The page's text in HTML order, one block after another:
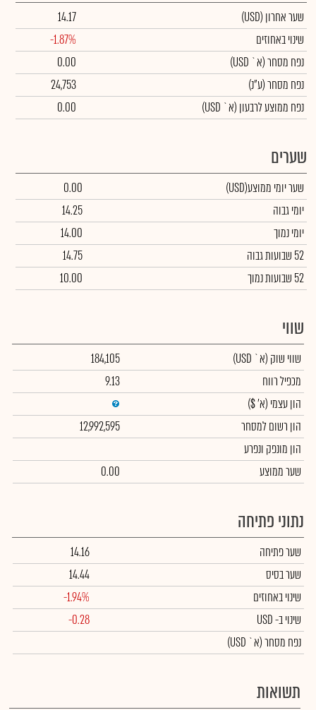
שער אחרון (USD)
14.17
שינוי באחוזים
-1.87%
נפח מסחר(א` USD)
0.00
נפח מסחר(ע"נ)
24,753
נפח ממוצע לרבעון (א` USD)
0.00
שערים
שער יומי ממוצע(USD)
0.00
יומי גבוה
14.25
יומי נמוך
14.00
52 שבועות גבוה
14.75
52 שבועות נמוך
10.00
שווי
שווי שוק (א` USD)
184,105
מכפיל רווח
9.13
הון עצמי (א' $)
הון רשום למסחר
12,992,595
הון מונפק ונפרע
שער ממוצע
0.00
נתוני פתיחה
שער פתיחה
14.16
שער בסיס
14.44
שינוי באחוזים
-1.94%
שינויב- USD
-0.28
נפח מסחר(א` USD)
תשואות